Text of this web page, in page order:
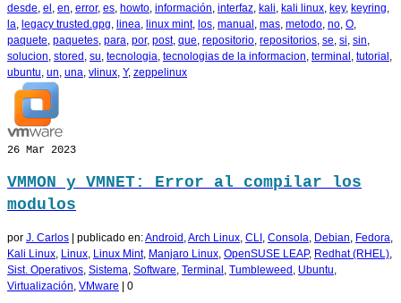
desde, el , en, error, es, howto, información, interfaz, kali, kali linux, key, keyring,
la, legacy trusted.gpg, linea, linux mint, los, manual , mas, metodo, no, O,
paquete, paquetes, para, por, post, que, repositorio, repositorios, se, si, sin,
solucion, stored , su, tecnologia, tecnologias de la informacion, terminal , tutorial ,
ubuntu, un, una, vlinux, Y, zeppelinux
26 Mar 2023
VMMON y VMNET: Error al compilar los
modulos
por J. Carlos publicado en:Android ,Arch Linux, CLI , Consola, Debian, Fedora,
Kali Linux, Linux, Linux Mint, Manjaro Linux, OpenSUSE LEAP, Redhat (RHEL),
Sist. Operativos, Sistema, Software, Terminal , Tumbleweed , Ubuntu,
Virtualización, VMware 0